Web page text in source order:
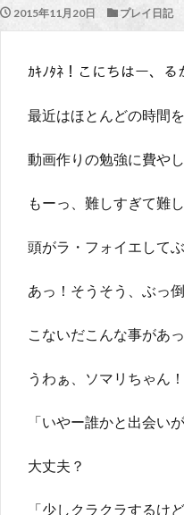
2015年11月20日 プレイ日記
ｶｷﾉﾀﾈ！こにちはー、
最近はほとんどの時間を
動画作りの勉強に費や
もーっ、難しすぎて難
頭がラ・フォイエして
あっ！そうそう、ぶっ
こないだこんな事があ
うわぁ、ソマリちゃん
「いやー誰かと出会い
大丈夫？
「少しクラクラするけ